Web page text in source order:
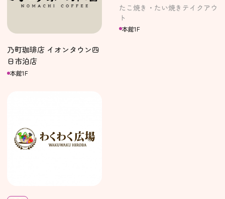
乃町珈琲店 イオンタウン四
日市泊店
本館1F
たこ焼き・たい焼きテイクアウ
ト
本館1F